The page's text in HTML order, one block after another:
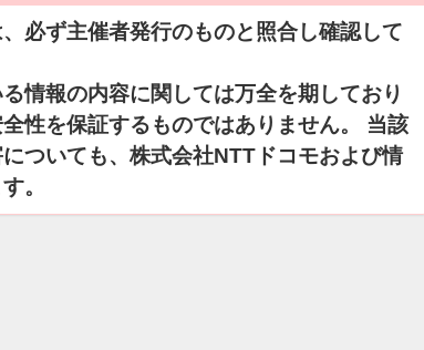
必ず主催者発行のものと照合し確認して
情報の内容に関しては万全を期しており
性を保証するものではありません。 当該
ついても、株式会社NTTドコモおよび情
。